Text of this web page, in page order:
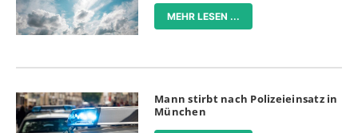
MEHR LESEN ...
Mann stirbt nach Polizeieinsatz in
München